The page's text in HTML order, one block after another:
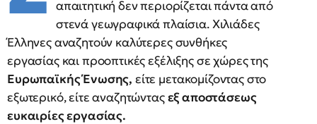
απαιτητική δεν περιορίζεται πάντα από
στενά γεωγραφικά πλαίσια. Χιλιάδες
Έλληνες αναζητούν καλύτερες συνθήκες
εργασίας και προοπτικές εξέλιξης σε χώρες της
Ευρωπαϊκής Ένωσης, είτε μετακομίζοντας στο
εξωτερικό, είτε αναζητώνταςεξ αποστάσεως
ευκαιρίες εργασίας.